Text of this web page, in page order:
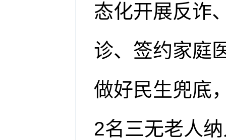
态化开展反诈
诊、签约家庭
做好民生兜底
2名三无老人